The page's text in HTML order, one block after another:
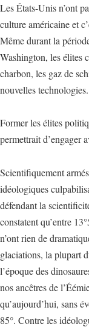
Les États-Unis n’ont
culture américaine et
Même durant la
Washington, les élites
charbon, les gaz de
nouvelles
Former les élites
permettrait d’engager
Scientifiquement
idéologiques
défendant la
constatent qu’entre
n’ont rien de
glaciations, la plupart
l’époque des
nos ancêtres de
qu’aujourd’hui, sans
85°. Contre les